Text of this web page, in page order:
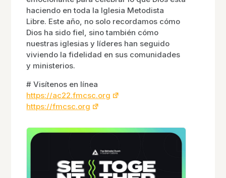
haciendo en toda la Iglesia Metodista
Libre. Este año, no solo recordamos cómo
Dios ha sido fiel, sino también cómo
nuestras iglesias y líderes han seguido
viviendo la fidelidad en sus comunidades
y ministerios.
# Visítenos en línea
https://ac22.fmcsc.org
https://fmcsc.org